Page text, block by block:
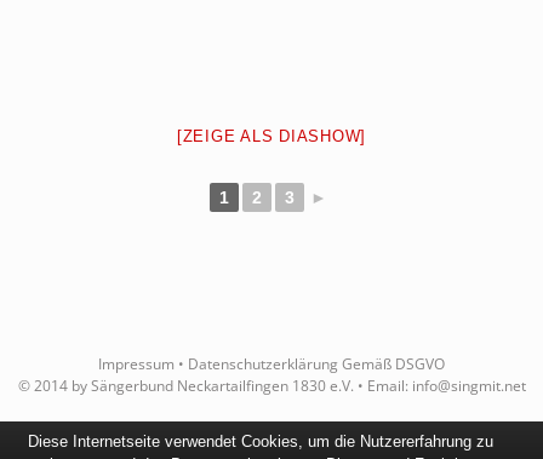
[ZEIGE ALS DIASHOW]
1 2 3 ►
Impressum • Datenschutzerklärung Gemäß DSGVO
© 2014 by Sängerbund Neckartailfingen 1830 e.V. • Email: info@singmit.net
Diese Internetseite verwendet Cookies, um die Nutzererfahrung zu